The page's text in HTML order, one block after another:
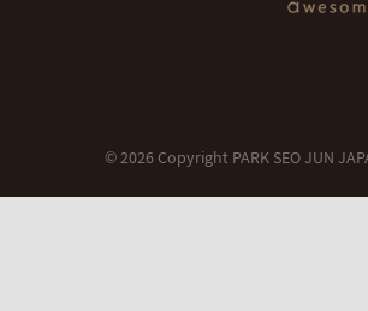
© 2026 Copyright PARK SEO JUN